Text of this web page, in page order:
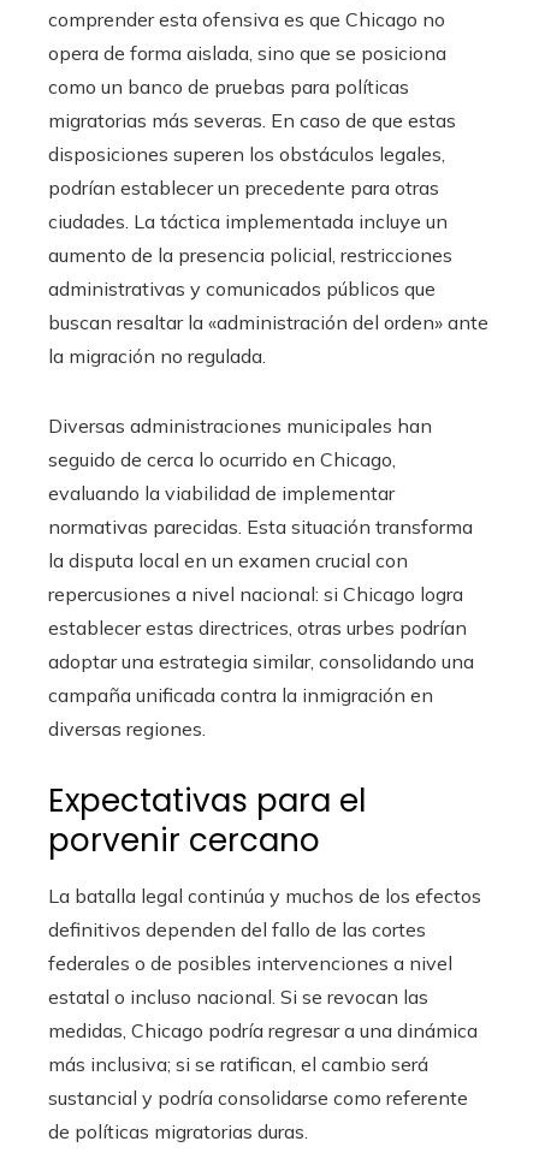
comprender esta ofensiva es que Chicago no
opera de forma aislada, sino que se posiciona
como un banco de pruebas para políticas
migratorias más severas. En caso de que estas
disposiciones superen los obstáculos legales,
podrían establecer un precedente para otras
ciudades. La táctica implementada incluye un
aumento de la presencia policial, restricciones
administrativas y comunicados públicos que
buscan resaltar la «administración del orden» ante
la migración no regulada.
Diversas administraciones municipales han
seguido de cerca lo ocurrido en Chicago,
evaluando la viabilidad de implementar
normativas parecidas. Esta situación transforma
la disputa local en un examen crucial con
repercusiones a nivel nacional: si Chicago logra
establecer estas directrices, otras urbes podrían
adoptar una estrategia similar, consolidando una
campaña unificada contra la inmigración en
diversas regiones.
Expectativas para el
porvenir cercano
La batalla legal continúa y muchos de los efectos
definitivos dependen del fallo de las cortes
federales o de posibles intervenciones a nivel
estatal o incluso nacional. Si se revocan las
medidas, Chicago podría regresar a una dinámica
más inclusiva; si se ratifican, el cambio será
sustancial y podría consolidarse como referente
de políticas migratorias duras.